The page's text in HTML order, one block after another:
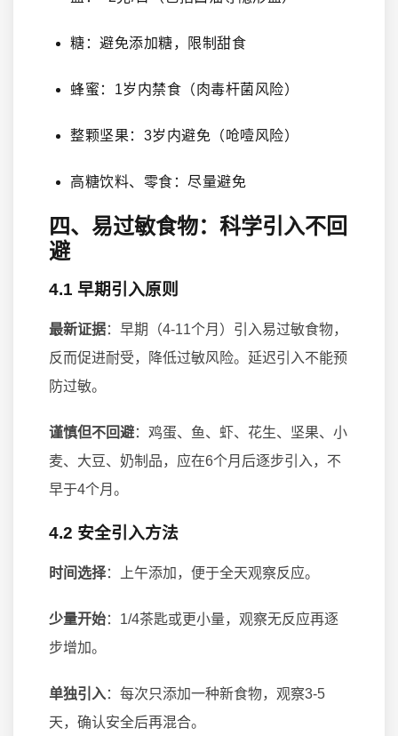
糖：避免添加糖，限制甜食
蜂蜜：1岁内禁食（肉毒杆菌风险）
整颗坚果：3岁内避免（呛噎风险）
高糖饮料、零食：尽量避免
四、易过敏食物：科学引入不回
避
4.1 早期引入原则
最新证据：早期（4-11个月）引入易过敏食物，
反而促进耐受，降低过敏风险。延迟引入不能预
防过敏。
谨慎但不回避：鸡蛋、鱼、虾、花生、坚果、小
麦、大豆、奶制品，应在6个月后逐步引入，不
早于4个月。
4.2 安全引入方法
时间选择：上午添加，便于全天观察反应。
少量开始：1/4茶匙或更小量，观察无反应再逐
步增加。
单独引入：每次只添加一种新食物，观察3-5
天，确认安全后再混合。